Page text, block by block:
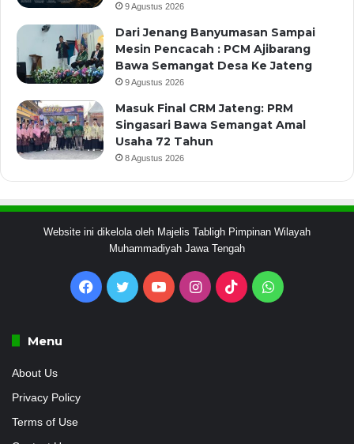
9 Agustus 2026
Dari Jenang Banyumasan Sampai
Mesin Pencacah : PCM Ajibarang
Bawa Semangat Desa Ke Jateng
9 Agustus 2026
Masuk Final CRM Jateng: PRM
Singasari Bawa Semangat Amal
Usaha 72 Tahun
8 Agustus 2026
Website ini dikelola oleh Majelis Tabligh Pimpinan Wilayah
Muhammadiyah Jawa Tengah
Facebook
Twitter YouTubeInstagram
TikTokWhatsApp
Menu
About Us
Privacy Policy
Terms of Use